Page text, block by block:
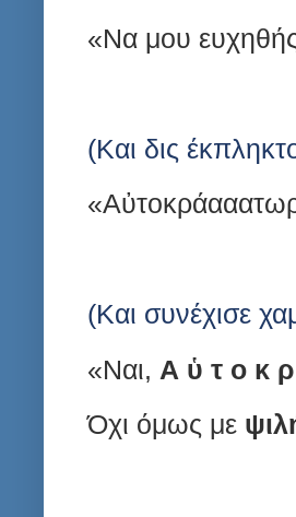
«Να μου
(Και δις
(Και συνέχισε
«Ναι, Α ὑ τ ο κ
Όχι όμως με